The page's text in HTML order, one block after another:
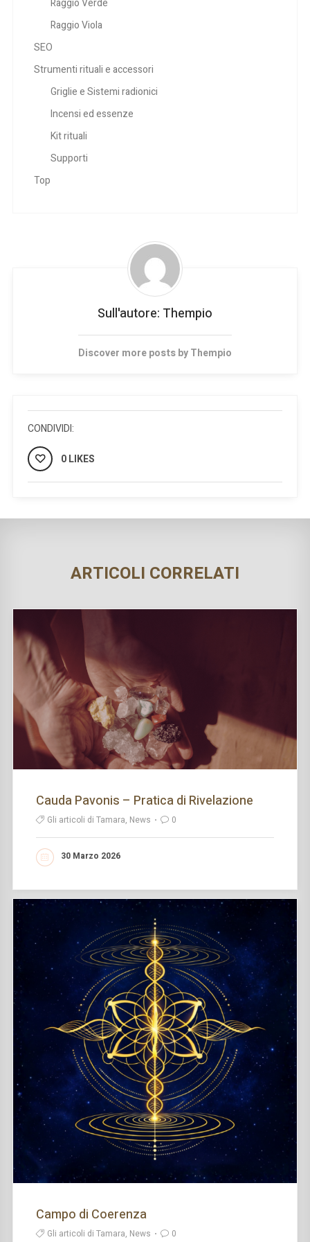
Raggio Verde
Raggio Viola
SEO
Strumenti rituali e accessori
Griglie e Sistemi radionici
Incensi ed essenze
Kit rituali
Supporti
Top
Sull'autore: Thempio
Discover more posts byThempio
CONDIVIDI:
0 LIKES
ARTICOLI CORRELATI
Cauda Pavonis – Pratica di Rivelazione
Gli articoli di Tamara, News 0
30 Marzo 2026
LEGGI DI PIÙ
Campo di Coerenza
Gli articoli di Tamara, News 0